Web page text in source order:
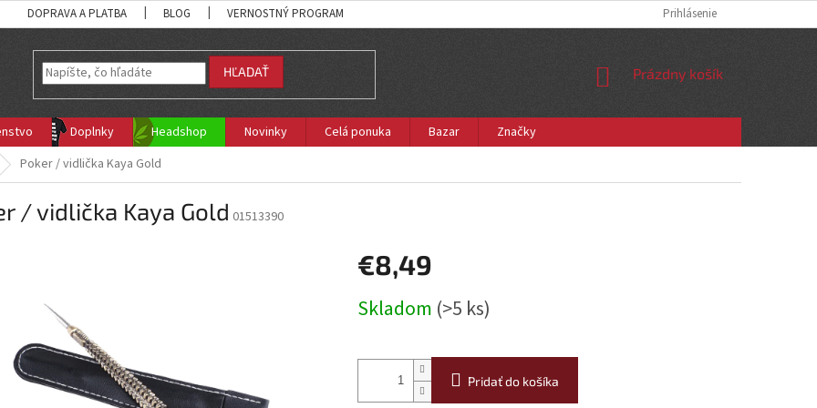
DOPRAVA A PLATBA BLOG VERNOSTNÝ PROGRAM Prihlásenie
HĽADAŤ
NÁKUPNÝ
Prázdny košík
Doplnky Headshop Novinky Celá ponuka Bazar
Značky
Poker / vidlička Kaya Gold
/ vidlička Kaya Gold 01513390
€8,49
cena:
Skladom (>5 ks)
Pridať do košíka